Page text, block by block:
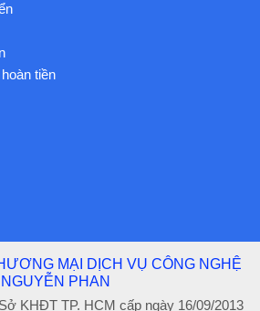
tiền
MẠI DỊCH VỤ CÔNG NGHỆ
NGUYỄN PHAN
KHĐT TP. HCM cấp ngày 16/09/2013